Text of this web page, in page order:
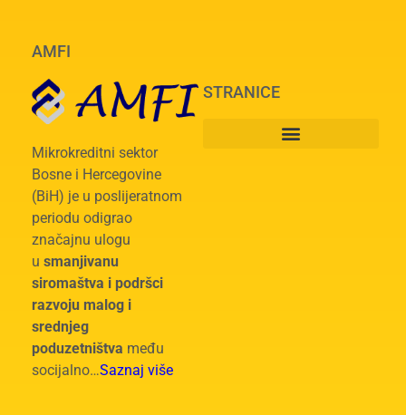
AMFI
Mikrokreditni sektor
Bosne i Hercegovine
(BiH) je u poslijeratnom
periodu odigrao
značajnu ulogu
u smanjivanu
siromaštva i podršci
razvoju malog i
srednjeg
poduzetništva među
socijalno…Saznaj više
STRANICE